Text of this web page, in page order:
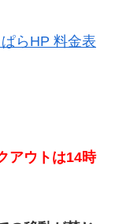
らHP 料金表
アウトは14時